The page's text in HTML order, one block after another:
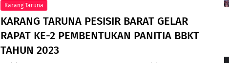
Karang Taruna
KARANG TARUNA PESISIR BARAT GELAR
RAPAT KE-2 PEMBENTUKAN PANITIA BBKT
TAHUN 2023